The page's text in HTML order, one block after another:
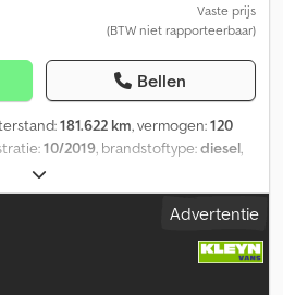
Vaste prijs
(BTW niet rapporteerbaar)
Bellen
181.622 km, vermogen:120
10/2019, brandstoftype:diesel,
wit, soort overbrenging:
Euro 6, aantal zitplaatsen:3,
2.000 mm,
centrale vergrendeling,
(ESP)
, !!!!! IN OPDRACHT VAN
Advertentie